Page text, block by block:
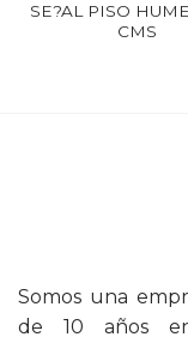
SE?AL PISO
CMS
Somos una
de 10 años